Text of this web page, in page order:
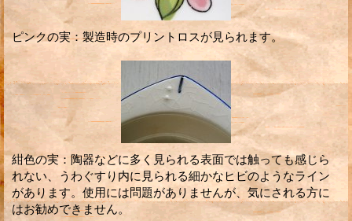
ピンクの実：製造時のプリントロスが見られます。
紺色の実：陶器などに多く見られる表面では触っても感じら
れない、うわぐすり内に見られる細かなヒビのようなライン
があります。使用には問題がありませんが、気にされる方に
はお勧めできません。